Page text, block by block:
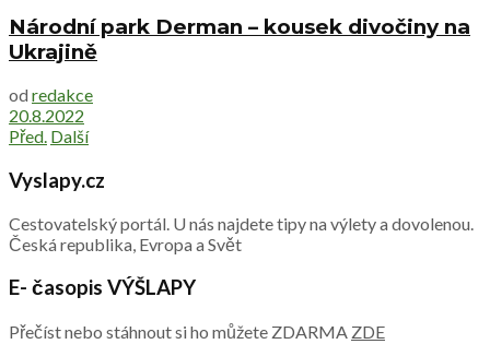
Národní park Derman – kousek divočiny na
Ukrajině
od redakce
20.8.2022
Před. Další
Vyslapy.cz
Cestovatelský portál. U nás najdete tipy na výlety a dovolenou.
Česká republika, Evropa a Svět
E- časopis VÝŠLAPY
Přečíst nebo stáhnout si ho můžete ZDARMA ZDE